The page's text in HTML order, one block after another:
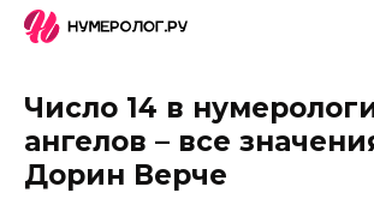
Число 14 в
ангелов – все
Дорин Верче